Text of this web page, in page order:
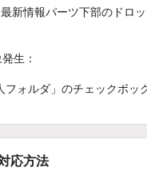
最新情報パーツ下部のドロ
生：
フォルダ」のチェックボッ
応方法